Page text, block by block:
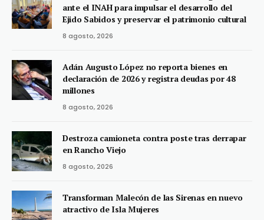
ante el INAH para impulsar el desarrollo del
Ejido Sabidos y preservar el patrimonio cultural
8 agosto, 2026
Adán Augusto López no reporta bienes en
declaración de 2026 y registra deudas por 48
millones
8 agosto, 2026
Destroza camioneta contra poste tras derrapar
en Rancho Viejo
8 agosto, 2026
Transforman Malecón de las Sirenas en nuevo
atractivo de Isla Mujeres